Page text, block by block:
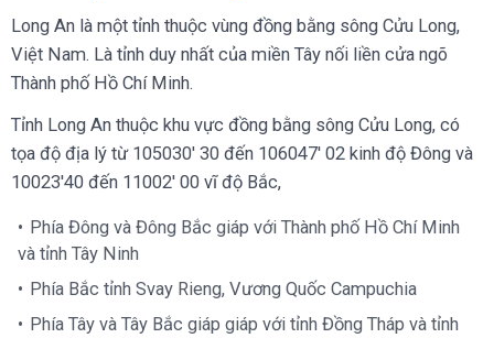
Long An là một tỉnh thuộc vùng đồng bằng sông Cửu Long,
Việt Nam. Là tỉnh duy nhất của miền Tây nối liền cửa ngõ
Thành phố Hồ Chí Minh.
Tỉnh Long An thuộc khu vực đồng bằng sông Cửu Long, có
tọa độ địa lý từ 105030' 30 đến 106047' 02 kinh độ Đông và
10023'40 đến 11002' 00 vĩ độ Bắc,
Phía Đông và Đông Bắc giáp với Thành phố Hồ Chí Minh
và tỉnh Tây Ninh
Phía Bắc tỉnh Svay Rieng, Vương Quốc Campuchia
Phía Tây và Tây Bắc giáp giáp với tỉnh Đồng Tháp và tỉnh